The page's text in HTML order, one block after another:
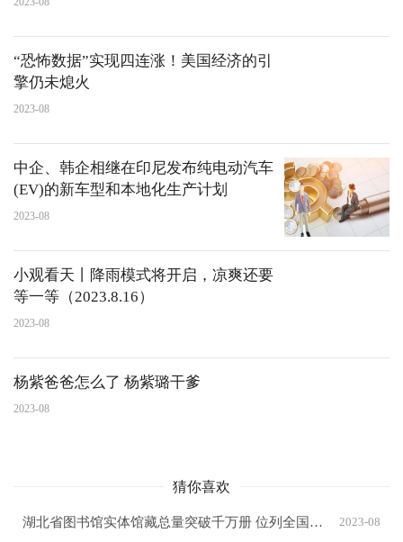
“恐怖数据”实现四连涨！美国经济的引
擎仍未熄火
2023-08
中企、韩企相继在印尼发布纯电动汽车
(EV)的新车型和本地化生产计划
2023-08
小观看天丨降雨模式将开启，凉爽还要
等一等（2023.8.16）
2023-08
杨紫爸爸怎么了 杨紫璐干爹
2023-08
猜你喜欢
湖北省图书馆实体馆藏总量突破千万册 位列全国第四 2023-08